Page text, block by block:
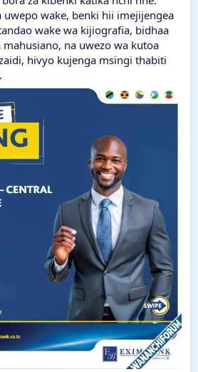
uwepo wake, benki hii imejijengea
wake wa kijiografia, bidhaa
na uwezo wa kutoa
hivyo kujenga msingi thabiti